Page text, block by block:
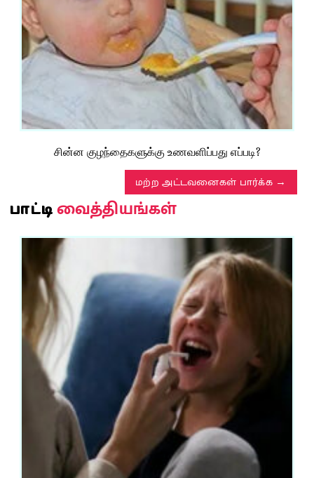
சின்ன குழந்தைகளுக்கு உணவளிப்பது எப்படி?
மற்ற அட்டவனைகள் பார்க்க
பாட்டிவைத்தியங்கள்